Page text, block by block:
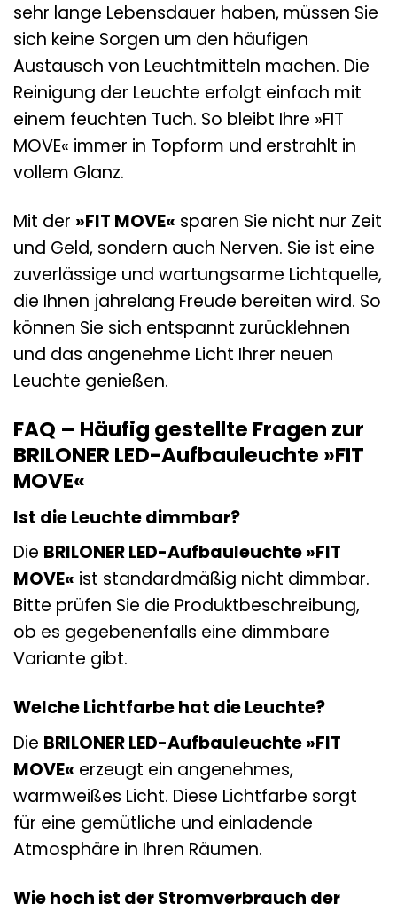
sehr lange Lebensdauer haben, müssen Sie
sich keine Sorgen um den häufigen
Austausch von Leuchtmitteln machen. Die
Reinigung der Leuchte erfolgt einfach mit
einem feuchten Tuch. So bleibt Ihre »FIT
MOVE« immer in Topform und erstrahlt in
vollem Glanz.
Mit der »FIT MOVE« sparen Sie nicht nur Zeit
und Geld, sondern auch Nerven. Sie ist eine
zuverlässige und wartungsarme Lichtquelle,
die Ihnen jahrelang Freude bereiten wird. So
können Sie sich entspannt zurücklehnen
und das angenehme Licht Ihrer neuen
Leuchte genießen.
FAQ – Häufig gestellte Fragen zur
BRILONER LED-Aufbauleuchte »FIT
MOVE«
Ist die Leuchte dimmbar?
Die BRILONER LED-Aufbauleuchte »FIT
MOVE« ist standardmäßig nicht dimmbar.
Bitte prüfen Sie die Produktbeschreibung,
ob es gegebenenfalls eine dimmbare
Variante gibt.
Welche Lichtfarbe hat die Leuchte?
Die BRILONER LED-Aufbauleuchte »FIT
MOVE« erzeugt ein angenehmes,
warmweißes Licht. Diese Lichtfarbe sorgt
für eine gemütliche und einladende
Atmosphäre in Ihren Räumen.
Wie hoch ist der Stromverbrauch der